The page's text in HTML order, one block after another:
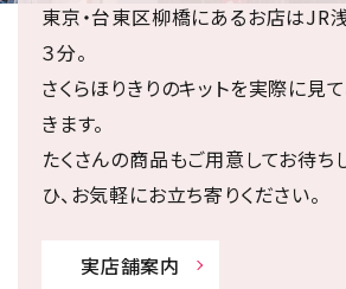
東京・台東区柳橋にあるお店はJR
３分。
さくらほりきりのキットを実際に見
きます。
たくさんの商品もご用意してお待ち
ひ、お気軽にお立ち寄りください。
実店舗案内